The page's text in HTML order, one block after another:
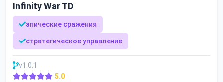
Infinity War TD
эпические сражения
стратегическое управление
v1.0.1
5.0